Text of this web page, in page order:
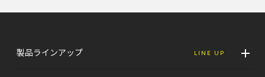
製品ラインアップ LINE UP